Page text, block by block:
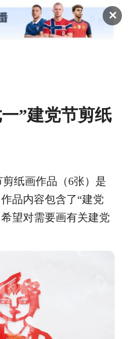
✕
”建党节剪纸
纸画作品（6张）是
品内容包含了“建党
望对需要画有关建党